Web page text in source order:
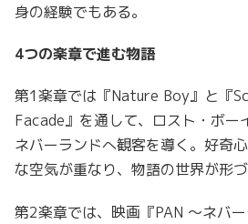
身の経験でもある。
4つの楽章で進む物語
第1楽章では『Nature Boy』と『
Facade』を通して、ロスト・ボー
ネバーランドへ観客を導く。好奇
な空気が重なり、物語の世界が形づ
第2楽章では、映画『PAN ～ネバ